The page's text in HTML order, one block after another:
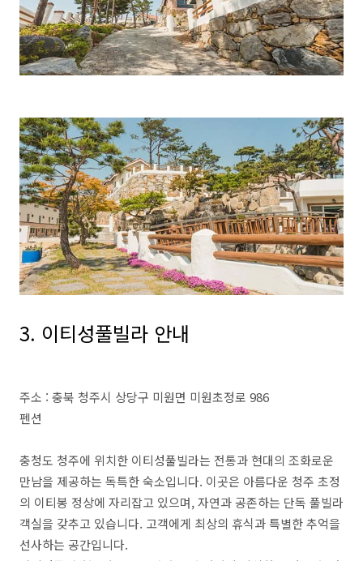
3. 이티성풀빌라 안내
주소 : 충북 청주시 상당구 미원면 미원초정로 986
펜션
충청도 청주에 위치한 이티성풀빌라는 전통과 현대의 조화로운
만남을 제공하는 독특한 숙소입니다. 이곳은 아름다운 청주 초정
의 이티봉 정상에 자리잡고 있으며, 자연과 공존하는 단독 풀빌라
객실을 갖추고 있습니다. 고객에게 최상의 휴식과 특별한 추억을
선사하는 공간입니다.